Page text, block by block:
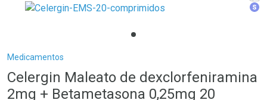
Ir direto para o carrinho
Breadcrumb
Medicamentos
Celergin Maleato de dexclorfeniramina
2mg + Betametasona 0,25mg 20